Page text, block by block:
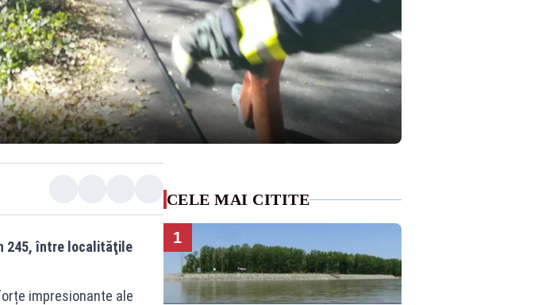
245, între localităţile
impresionante ale
CELE MAI CITITE
1